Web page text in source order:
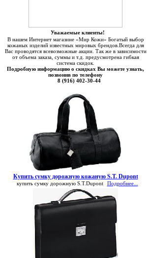
Уважаемые клиенты!
В нашем Интернет магазине «Мир Кожи» Богатый выбор
кожаных изделий известных мировых брендов.Всегда для
Вас проводятся всевозможные акции. Так же в зависимости
от объема заказа, суммы и т.д. предусмотрена гибкая
система скидок.
Подробную информацию о скидках Вы можете узнать,
позвонив по телефону
8 (916) 402-30-44
Купить сумку дорожную кожаную S.T. Dupont
купить сумку дорожную S.T.Dupont Подробнее...